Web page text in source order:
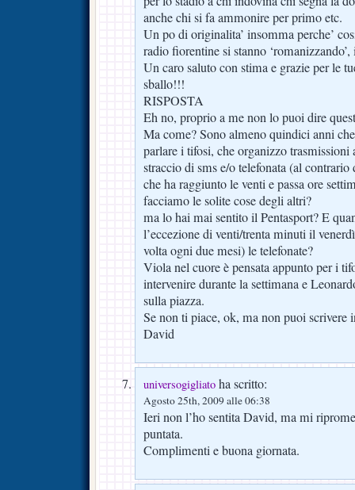
anche chi si fa ammonire per primo etc.
Un po di originalita’ insomma perche’
radio fiorentine si stanno
Un caro saluto con stima e grazie per le
sballo!!!
RISPOSTA
Eh no, proprio a me non lo puoi dire
Ma come? Sono almeno quindici anni
parlare i tifosi, che organizzo trasmissioni
straccio di sms e/o telefonata (al
che ha raggiunto le venti e passa ore
facciamo le solite cose degli altri?
ma lo hai mai sentito il Pentasport? E
l’eccezione di venti/trenta minuti il
volta ogni due mesi) le telefonate?
Viola nel cuore è pensata appunto per i
intervenire durante la settimana e
sulla piazza.
Se non ti piace, ok, ma non puoi scrivere
David
universogigliato ha scritto:
Agosto 25th, 2009 alle 06:38
Ieri non l’ho sentita David, ma mi
puntata.
Complimenti e buona giornata.